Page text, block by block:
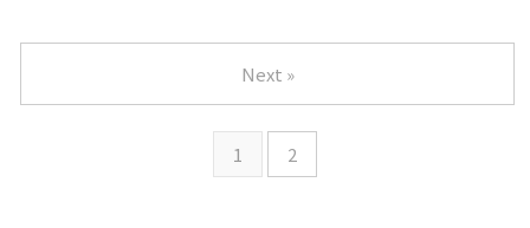
1 2
Next »